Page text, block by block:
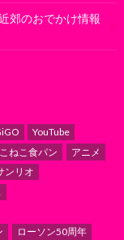
郊のおでかけ情報
YouTube
ねこ食パン
アニメ
ンリオ
ローソン50周年